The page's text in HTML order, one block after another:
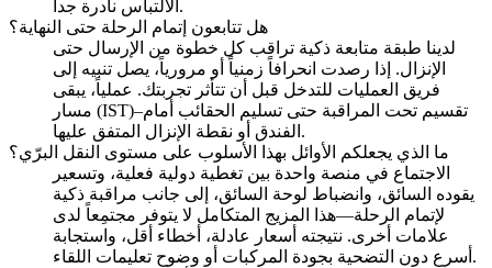
الالتباس نادرة جداً.
هل تتابعون إتمام الرحلة حتى النهاية؟
لدينا طبقة متابعة ذكية تراقب كل خطوة من الإرسال حتى
الإنزال. إذا رصدت انحرافاً زمنياً أو مرورياً، يصل تنبيه إلى
فريق العمليات للتدخل قبل أن تتأثر تجربتك. عملياً، يبقى
مسار (IST)–تقسيم تحت المراقبة حتى تسليم الحقائب أمام
الفندق أو نقطة الإنزال المتفق عليها.
ما الذي يجعلكم الأوائل بهذا الأسلوب على مستوى النقل البرّي؟
الاجتماع في منصة واحدة بين تغطية دولية فعلية، وتسعير
يقوده السائق، وانضباط لوحة السائق، إلى جانب مراقبة ذكية
لإتمام الرحلة—هذا المزيج المتكامل لا يتوفر مجتمِعاً لدى
علامات أخرى. نتيجته أسعار عادلة، أخطاء أقل، واستجابة
أسرع دون التضحية بجودة المركبات أو وضوح تعليمات اللقاء.